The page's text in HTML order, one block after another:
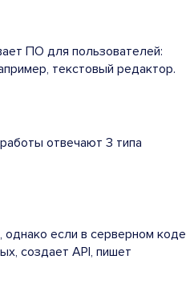
ПО для пользователей:
текстовый редактор.
отвечают 3 типа
однако если в серверном коде
создает API, пишет